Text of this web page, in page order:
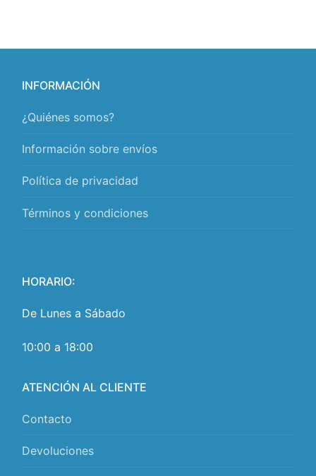
INFORMACIÓN
¿Quiénes somos?
Información sobre envíos
Política de privacidad
Términos y condiciones
HORARIO:
De Lunes a Sábado
10:00 a 18:00
ATENCIÓN AL CLIENTE
Contacto
Devoluciones